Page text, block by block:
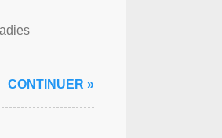
CONTINUER »